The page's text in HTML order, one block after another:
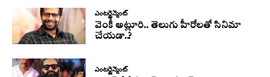
ఎంటర్టైన్మెంట్
వెంకీ అట్లూరి.. తెలుగు హీరోలతో సినిమా
చేయడా..?
ఎంటర్టైన్మెంట్